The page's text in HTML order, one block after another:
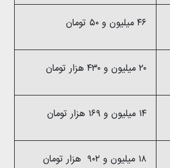
۴۶ میلیون و ۵۰ تومان
۲۰ میلیون و ۴۳۰ هزار تومان
۱۴ میلیون و ۱۶۹ هزار تومان
۱۸ میلیون و ۹۰۲ هزار تومان